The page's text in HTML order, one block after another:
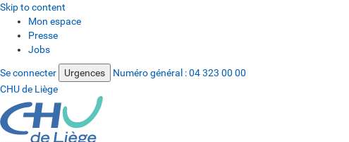
Skip to content
Mon espace
Presse
Jobs
Se connecter Urgences Numéro général :04 323 00 00
CHU de Liège